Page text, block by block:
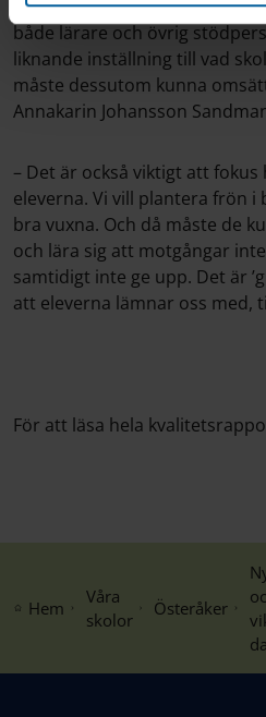
sätter kulturen. Vi måste
både lärare och övrig
liknande inställning till vad
måste dessutom kunna
Annakarin Johansson
– Det är också viktigt att
eleverna. Vi vill plantera frön
bra vuxna. Och då måste de
och lära sig att motgångar
samtidigt inte ge upp. Det är
att eleverna lämnar oss med,
För att läsa hela
Hem
Våra
skolor
Österåker